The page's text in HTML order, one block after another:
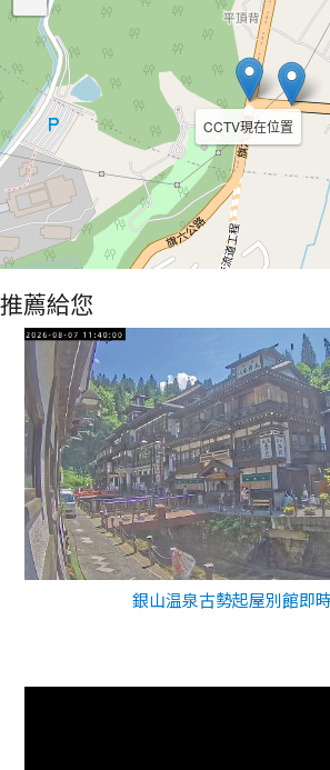
CCTV現在位置
推薦給您
銀山温泉古勢起屋別館即